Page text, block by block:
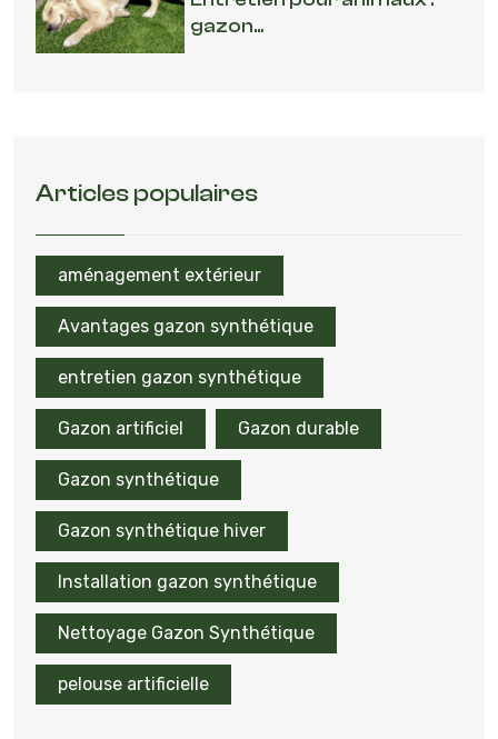
gazon...
Articles populaires
aménagement extérieur
Avantages gazon synthétique
entretien gazon synthétique
Gazon artificiel Gazon durable
Gazon synthétique
Gazon synthétique hiver
Installation gazon synthétique
Nettoyage Gazon Synthétique
pelouse artificielle